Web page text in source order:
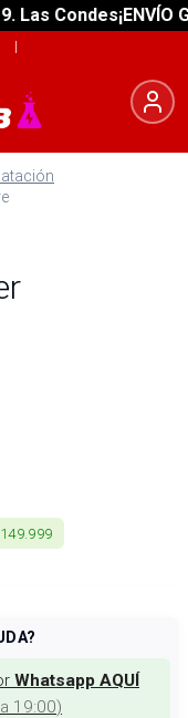
Condes¡ENVÍO
|
Whatsapp AQUÍ
19:00)